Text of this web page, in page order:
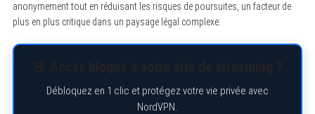
anonymement tout en réduisant les risques de poursuites, un facteur de
plus en plus critique dans un paysage légal complexe.
Débloquez en 1 clic et protégez votre vie privée avec
NordVPN.